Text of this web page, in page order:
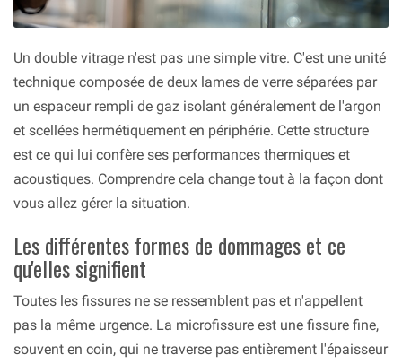
Un double vitrage n'est pas une simple vitre. C'est une unité
technique composée de deux lames de verre séparées par
un espaceur rempli de gaz isolant généralement de l'argon
et scellées hermétiquement en périphérie. Cette structure
est ce qui lui confère ses performances thermiques et
acoustiques. Comprendre cela change tout à la façon dont
vous allez gérer la situation.
Les différentes formes de dommages et ce
qu'elles signifient
Toutes les fissures ne se ressemblent pas et n'appellent
pas la même urgence. La microfissure est une fissure fine,
souvent en coin, qui ne traverse pas entièrement l'épaisseur